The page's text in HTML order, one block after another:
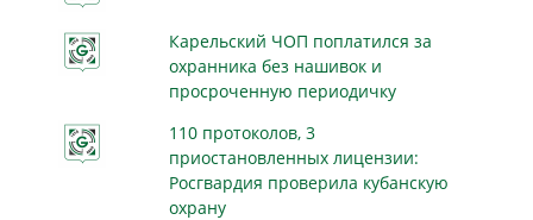
Карельский ЧОП поплатился за
охранника без нашивок и
просроченную периодичку
110 протоколов, 3
приостановленных лицензии:
Росгвардия проверила кубанскую
охрану